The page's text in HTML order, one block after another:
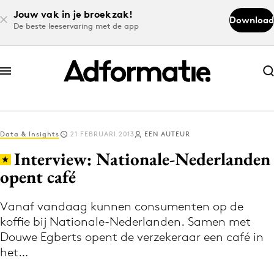
Jouw vak in je broekzak!
De beste leeservaring met de app
Download
Abonneer nu
Abonneer nu
Log in
Volg het laatste nieuws via de Adformatie
Nieuws app
Data & Insights 21 FEBRUARI 2013 EEN AUTEUR
Interview: Nationale-Nederlanden
opent café
Vanaf vandaag kunnen consumenten op de
koffie bij Nationale-Nederlanden. Samen met
Douwe Egberts opent de verzekeraar een café in
het…